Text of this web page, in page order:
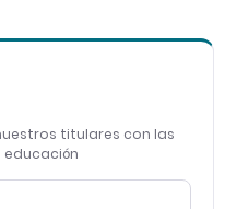
titulares con las